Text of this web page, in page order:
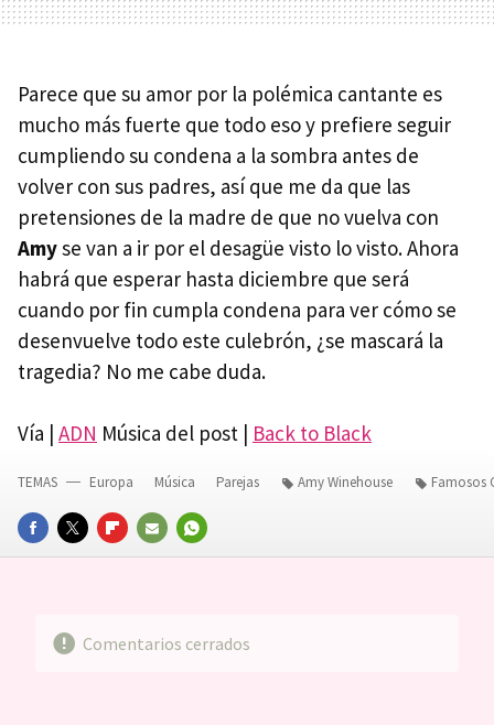
Parece que su amor por la polémica cantante es
mucho más fuerte que todo eso y prefiere seguir
cumpliendo su condena a la sombra antes de
volver con sus padres, así que me da que las
pretensiones de la madre de que no vuelva con
Amyse van a ir por el desagüe visto lo visto. Ahora
habrá que esperar hasta diciembre que será
cuando por fin cumpla condena para ver cómo se
desenvuelve todo este culebrón, ¿se mascará la
tragedia? No me cabe duda.
Vía | ADN Música del post | Back to Black
FACEBOOKTWITTERFLIPBOARD
E-
WHATSAPP
TEMAS Europa Música Parejas Amy Winehouse Famosos
Comentarios cerrados